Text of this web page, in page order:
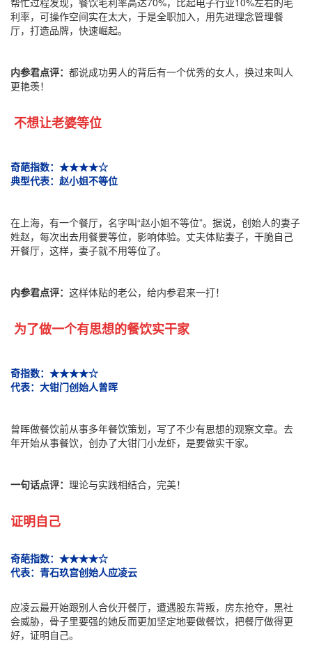
利率，可操作空间实在太大，于是全职加入，用先进理念管理餐
厅，打造品牌，快速崛起。
内参君点评： 都说成功男人的背后有一个优秀的女人，换过来叫人
更艳羡！
不想让老婆等位
奇葩指数：★★★★☆
典型代表：赵小姐不等位
在上海，有一个餐厅，名字叫“赵小姐不等位”。据说，创始人的妻子
姓赵，每次出去用餐要等位，影响体验。丈夫体贴妻子，干脆自己
开餐厅，这样，妻子就不用等位了。
内参君点评： 这样体贴的老公，给内参君来一打！
为了做一个有思想的餐饮实干家
奇指数：★★★★☆
代表：大钳门创始人曾晖
曾晖做餐饮前从事多年餐饮策划，写了不少有思想的观察文章。去
年开始从事餐饮，创办了大钳门小龙虾，是要做实干家。
一句话点评： 理论与实践相结合，完美！
证明自己
奇葩指数：★★★★☆
代表：青石玖宫创始人应凌云
应凌云最开始跟别人合伙开餐厅，遭遇股东背叛，房东抢夺，黑社
会威胁，骨子里要强的她反而更加坚定地要做餐饮，把餐厅做得更
好，证明自己。